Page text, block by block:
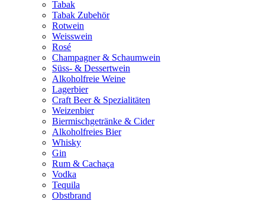
Tabak
Tabak Zubehör
Rotwein
Weisswein
Rosé
Champagner & Schaumwein
Süss- & Dessertwein
Alkoholfreie Weine
Lagerbier
Craft Beer & Spezialitäten
Weizenbier
Biermischgetränke & Cider
Alkoholfreies Bier
Whisky
Gin
Rum & Cachaça
Vodka
Tequila
Obstbrand